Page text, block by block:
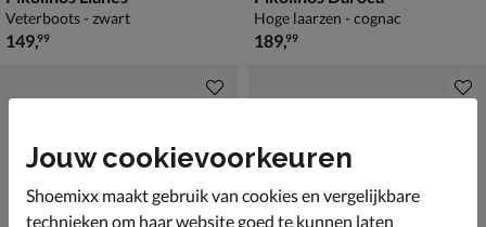
Veterboots - zwart
€ 149,99
149,99
Hoge laarzen - cognac
€ 189,99
189,99
Jouw cookievoorkeuren
Shoemixx maakt gebruik van cookies en vergelijkbare
technieken om haar website goed te kunnen laten